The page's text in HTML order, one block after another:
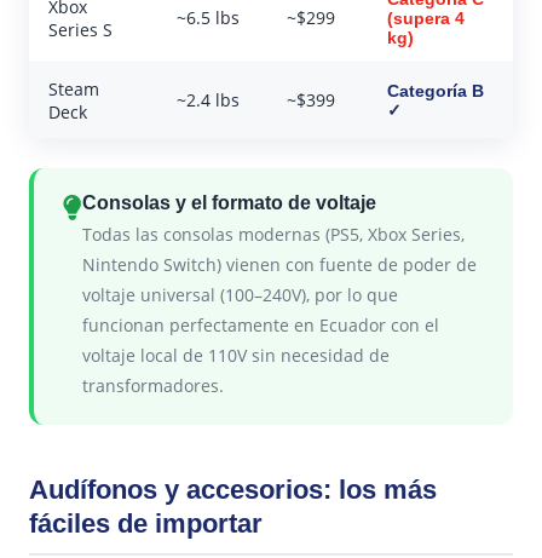
Xbox
Series S
~6.5 lbs ~$299
(supera 4
kg)
Steam
Deck
~2.4 lbs ~$399
Categoría B
✓
Consolas y el formato de voltaje
Todas las consolas modernas (PS5, Xbox Series,
Nintendo Switch) vienen con fuente de poder de
voltaje universal (100–240V), por lo que
funcionan perfectamente en Ecuador con el
voltaje local de 110V sin necesidad de
transformadores.
Audífonos y accesorios: los más
fáciles de importar